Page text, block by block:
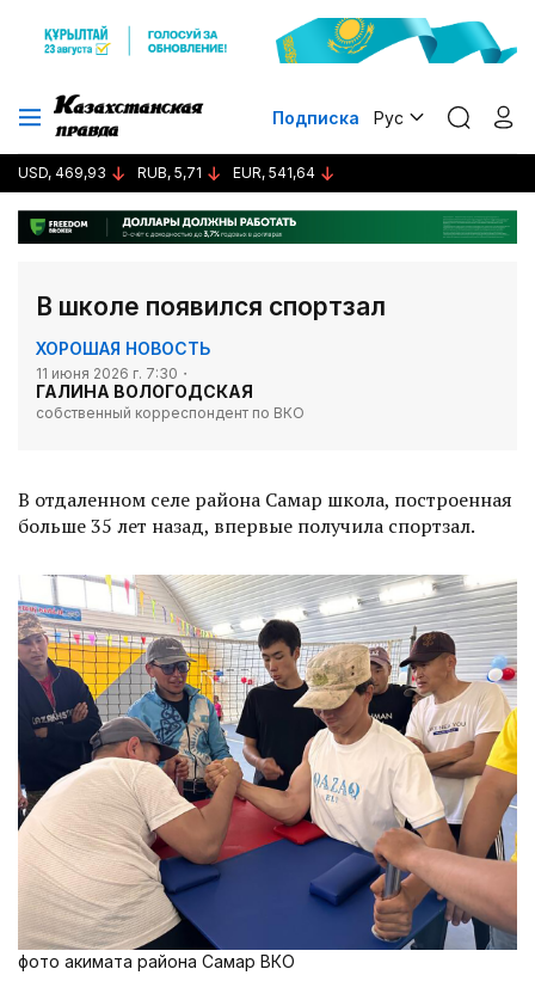
Подписка Рус
USD, 469,93 RUB, 5,71 EUR, 541,64
В школе появился спортзал
ХОРОШАЯ НОВОСТЬ
11 июня 2026 г. 7:30
ГАЛИНА ВОЛОГОДСКАЯ
собственный корреспондент по ВКО
В отдаленном селе района Самар школа, построенная
больше 35 лет назад, впервые получила спортзал.
фото акимата района Самар ВКО